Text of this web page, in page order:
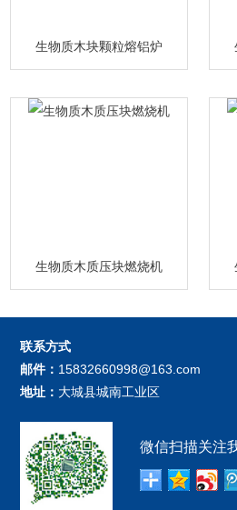
生物质木块颗粒熔铝炉
生物质木质压块燃烧机
联系方式
邮件： 15832660998@163.com
地址： 大城县城南工业区
微信扫描关注